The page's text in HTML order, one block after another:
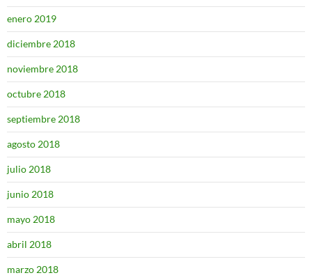
enero 2019
diciembre 2018
noviembre 2018
octubre 2018
septiembre 2018
agosto 2018
julio 2018
junio 2018
mayo 2018
abril 2018
marzo 2018